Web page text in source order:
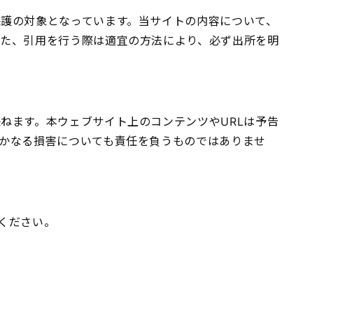
対象となっています。当サイトの内容について、
、引用を行う際は適宜の方法により、必ず出所を明
ます。本ウェブサイト上のコンテンツやURLは予告
なる損害についても責任を負うものではありませ
さい。